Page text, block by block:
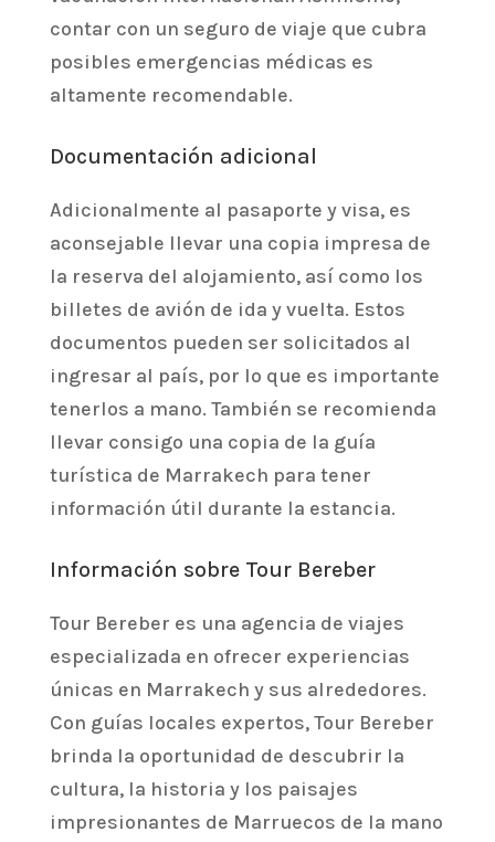
contar con un seguro de viaje que cubra
posibles emergencias médicas es
altamente recomendable.
Documentación adicional
Adicionalmente al pasaporte y visa, es
aconsejable llevar una copia impresa de
la reserva del alojamiento, así como los
billetes de avión de ida y vuelta. Estos
documentos pueden ser solicitados al
ingresar al país, por lo que es importante
tenerlos a mano. También se recomienda
llevar consigo una copia de la guía
turística de Marrakech para tener
información útil durante la estancia.
Información sobre Tour Bereber
Tour Bereber es una agencia de viajes
especializada en ofrecer experiencias
únicas en Marrakech y sus alrededores.
Con guías locales expertos, Tour Bereber
brinda la oportunidad de descubrir la
cultura, la historia y los paisajes
impresionantes de Marruecos de la mano